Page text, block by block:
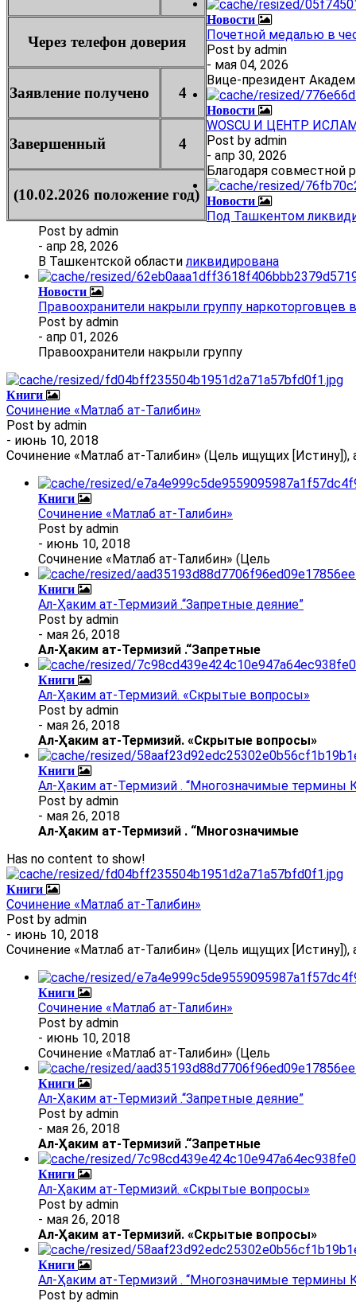
Через телефон доверия
Заявление получено 4
Завершенный 4
(10.02.2026 положение год)
Новости
Почетной медалью в
Post by admin
- мая 04, 2026
Вице-президент
Новости
WOSCU И ЦЕНТР
Post by admin
- апр 30, 2026
Благодаря совместной
Новости
Под Ташкентом
Post by admin
- апр 28, 2026
В Ташкентской областиликвидирована
Новости
Правоохранители накрыли группу
Post by admin
- апр 01, 2026
Правоохранители накрыли группу
Книги
Сочинение «Матлаб ат-Талибин»
Post by admin
- июнь 10, 2018
Сочинение «Матлаб ат-Талибин» (Цель ищущих
Книги
Сочинение «Матлаб ат-Талибин»
Post by admin
- июнь 10, 2018
Сочинение «Матлаб ат-Талибин» (Цель
Книги
Ал-Ҳаким ат-Термизий .“Запретные деяние”
Post by admin
- мая 26, 2018
Ал-Ҳаким ат-Термизий .“Запретные
Книги
Ал-Ҳаким ат-Термизий. «Скрытые вопросы»
Post by admin
- мая 26, 2018
Ал-Ҳаким ат-Термизий. «Скрытые вопросы»
Книги
Ал-Ҳаким ат-Термизий . “Многозначимые термины
Post by admin
- мая 26, 2018
Ал-Ҳаким ат-Термизий . “Многозначимые
Has no content to show!
Книги
Сочинение «Матлаб ат-Талибин»
Post by admin
- июнь 10, 2018
Сочинение «Матлаб ат-Талибин» (Цель ищущих
Книги
Сочинение «Матлаб ат-Талибин»
Post by admin
- июнь 10, 2018
Сочинение «Матлаб ат-Талибин» (Цель
Книги
Ал-Ҳаким ат-Термизий .“Запретные деяние”
Post by admin
- мая 26, 2018
Ал-Ҳаким ат-Термизий .“Запретные
Книги
Ал-Ҳаким ат-Термизий. «Скрытые вопросы»
Post by admin
- мая 26, 2018
Ал-Ҳаким ат-Термизий. «Скрытые вопросы»
Книги
Ал-Ҳаким ат-Термизий . “Многозначимые термины
Post by admin